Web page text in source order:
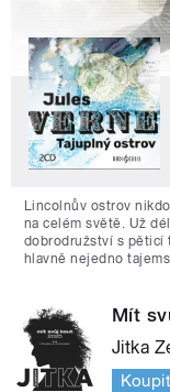
Lincolnův ostrov
na celém světě. Už
dobrodružství s pěticí
hlavně nejedno
Mít
Jitka
Koupit